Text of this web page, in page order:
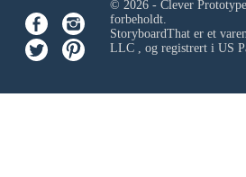
© 2026 - Clever
forbeholdt.
StoryboardThat er et
LLC, og registrert i US